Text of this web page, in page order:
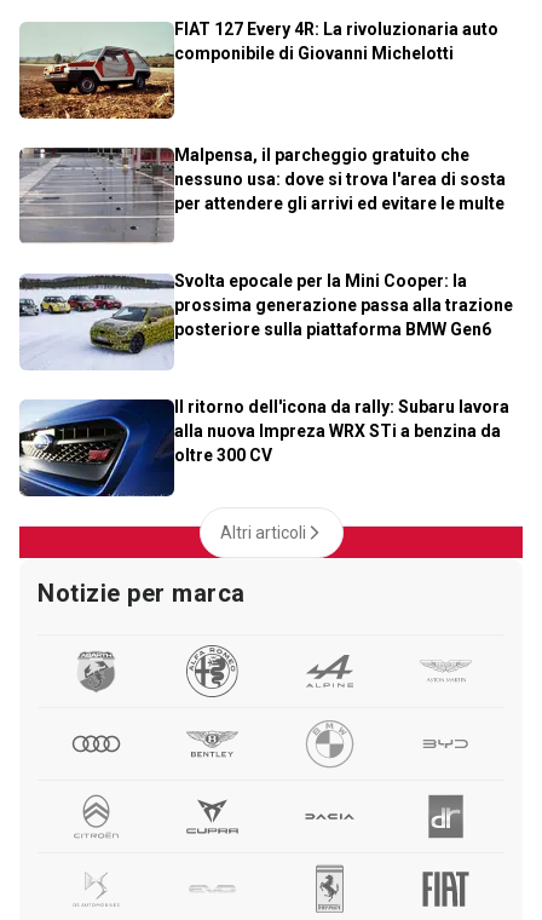
FIAT 127 Every 4R: La rivoluzionaria auto
componibile di Giovanni Michelotti
Malpensa, il parcheggio gratuito che
nessuno usa: dove si trova l'area di sosta
per attendere gli arrivi ed evitare le multe
Svolta epocale per la Mini Cooper: la
prossima generazione passa alla trazione
posteriore sulla piattaforma BMW Gen6
Il ritorno dell'icona da rally: Subaru lavora
alla nuova Impreza WRX STi a benzina da
oltre 300 CV
Altri articoli
Notizie per marca